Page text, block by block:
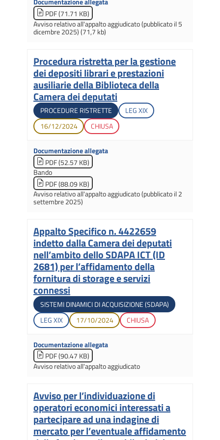
PDF (71.71 KB)
Avviso relativo all'appalto aggiudicato (pubblicato il 5
dicembre 2025) (71,7 kb)
Titolo
Procedura ristretta per la gestione
dei depositi librari e prestazioni
ausiliarie della Biblioteca della
Camera dei deputati
Tipologia di gara
PROCEDURE RISTRETTE Legislatura di apertura
LEGXIX
Data di apertura
16/12/2024 Stato gara
CHIUSA
Documentazione allegata
PDF (52.57 KB)
Bando
PDF (88.09 KB)
Avviso relativo all'appalto aggiudicato (pubblicato il 2
settembre 2025)
Titolo
Appalto Specifico n. 4422659
indetto dalla Camera dei deputati
nell’ambito dello SDAPA ICT (ID
2681) per l’affidamento della
fornitura di storage e servizi
connessi
Tipologia di gara
SISTEMI DINAMICI DI ACQUISIZIONE (SDAPA)
Legislatura di apertura
LEGXIX Data di apertura
17/10/2024 Stato gara
CHIUSA
Documentazione allegata
PDF (90.47 KB)
Avviso relativo all'appalto aggiudicato
Titolo
Avviso per l’individuazione di
operatori economici interessati a
partecipare ad una indagine di
mercato per l’eventuale affidamento